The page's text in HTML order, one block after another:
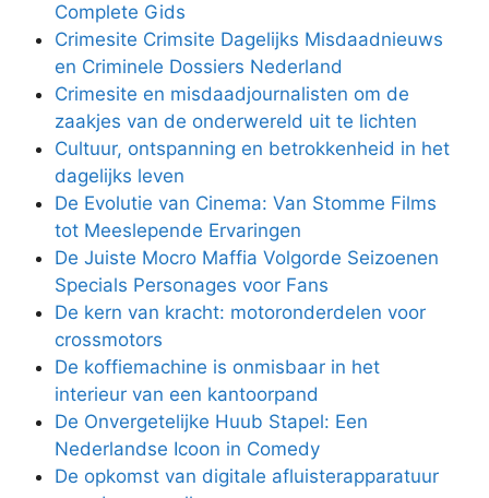
Complete Gids
Crimesite Crimsite Dagelijks Misdaadnieuws
en Criminele Dossiers Nederland
Crimesite en misdaadjournalisten om de
zaakjes van de onderwereld uit te lichten
Cultuur, ontspanning en betrokkenheid in het
dagelijks leven
De Evolutie van Cinema: Van Stomme Films
tot Meeslepende Ervaringen
De Juiste Mocro Maffia Volgorde Seizoenen
Specials Personages voor Fans
De kern van kracht: motoronderdelen voor
crossmotors
De koffiemachine is onmisbaar in het
interieur van een kantoorpand
De Onvergetelijke Huub Stapel: Een
Nederlandse Icoon in Comedy
De opkomst van digitale afluisterapparatuur